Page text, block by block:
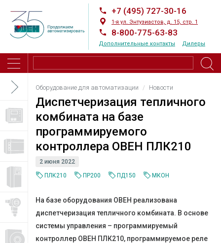
+7 (495) 727-30-16
1-я ул. Энтузиастов, д. 15, стр. 1
8-800-775-63-83
Дополнительные контакты Дилеры
Оборудование для автоматизации Новости
Диспетчеризация тепличного
комбината на базе
программируемого
контроллера ОВЕН ПЛК210
2 июня 2022
ПЛК210
ПР200 ПД150 МКОН
На базе оборудования ОВЕН реализована
диспетчеризация тепличного комбината. В основе
системы управления – программируемый
контроллер ОВЕН ПЛК210, программируемое реле